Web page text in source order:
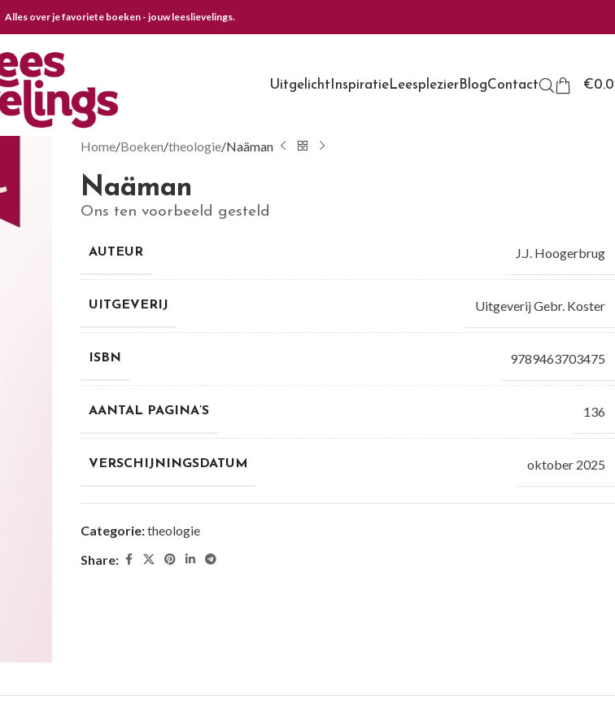
Alles over je favoriete boeken - jouw leeslievelings.
Uitgelicht InspiratieLeesplezierBlogContact €
Home Boeken theologie Naäman
Naäman
Ons ten voorbeeld gesteld
AUTEUR J.J. Hoogerbrug
UITGEVERIJ Uitgeverij Gebr. Koster
ISBN 9789463703475
AANTAL PAGINA’S 136
VERSCHIJNINGSDATUM oktober 2025
Categorie:theologie
Share: